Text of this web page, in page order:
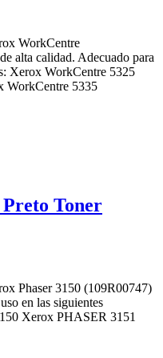
WorkCentre
alta calidad. Adecuado para
Xerox WorkCentre 5325
WorkCentre 5335
Toner
Phaser 3150 (109R00747)
en las siguientes
Xerox PHASER 3151